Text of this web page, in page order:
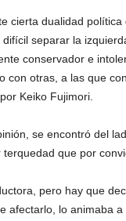
cierta dualidad
separar la
conservador e
con otras, a las que
Keiko Fujimori.
se encontró del
que por
pero hay que
afectarlo, lo animaba